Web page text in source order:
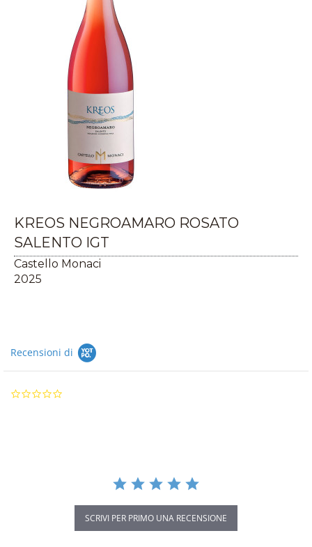
KREOS NEGROAMARO ROSATO
SALENTO IGT
Castello Monaci
2025
Recensioni di
SCRIVI PER PRIMO UNA RECENSIONE